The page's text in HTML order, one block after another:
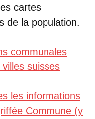
cartes
de la population.
communales
suisses
les informations
Commune (y